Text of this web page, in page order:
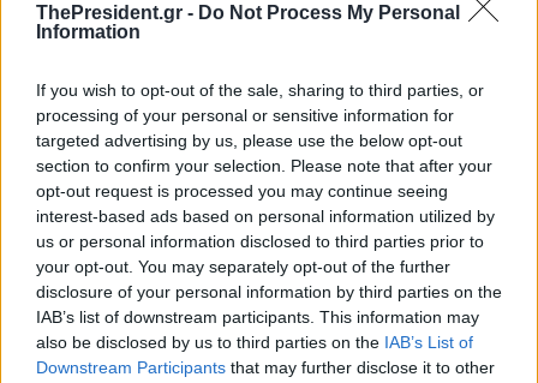
ThePresident.gr - Do Not Process My Personal
Information
If you wish to opt-out of the sale, sharing to third parties, or
processing of your personal or sensitive information for
targeted advertising by us, please use the below opt-out
section to confirm your selection. Please note that after your
opt-out request is processed you may continue seeing
interest-based ads based on personal information utilized by
us or personal information disclosed to third parties prior to
your opt-out. You may separately opt-out of the further
disclosure of your personal information by third parties on the
IAB’s list of downstream participants. This information may
also be disclosed by us to third parties on the IAB’s List of
Downstream Participants that may further disclose it to other